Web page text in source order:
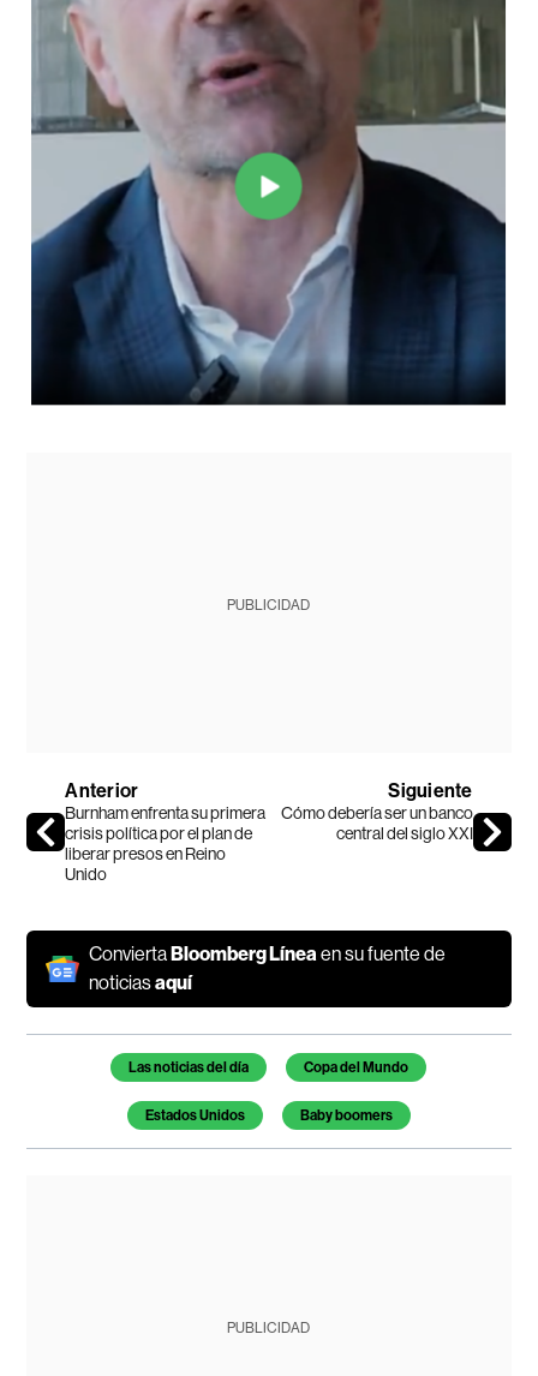
PUBLICIDAD
Anterior
Burnham enfrenta su primera
crisis política por el plan de
liberar presos en Reino
Unido
Siguiente
Cómo debería ser un banco
central del siglo XXI
ConviertaBloomberg Líneaen su fuente de
noticiasaquí
Temas de este artículo
Las noticias del día Copa del Mundo
Estados Unidos Baby boomers
PUBLICIDAD